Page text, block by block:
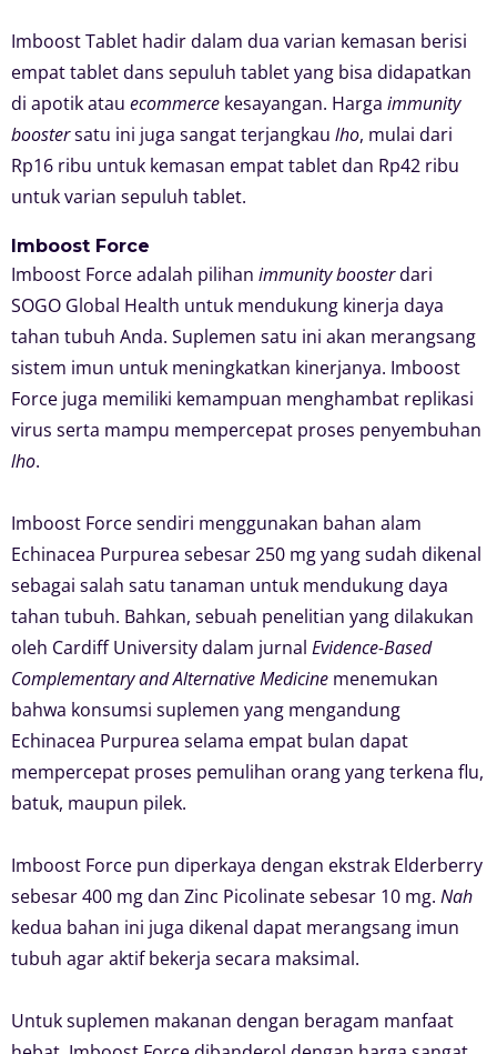
Imboost Tablet hadir dalam dua varian kemasan berisi
empat tablet dans sepuluh tablet yang bisa didapatkan
di apotik atau ecommerce kesayangan. Harga immunity
boostersatu ini juga sangat terjangkau lho, mulai dari
Rp16 ribu untuk kemasan empat tablet dan Rp42 ribu
untuk varian sepuluh tablet.
Imboost Force
Imboost Force adalah pilihan immunity boosterdari
SOGO Global Health untuk mendukung kinerja daya
tahan tubuh Anda. Suplemen satu ini akan merangsang
sistem imun untuk meningkatkan kinerjanya. Imboost
Force juga memiliki kemampuan menghambat replikasi
virus serta mampu mempercepat proses penyembuhan
lho.
Imboost Force sendiri menggunakan bahan alam
Echinacea Purpurea sebesar 250 mg yang sudah dikenal
sebagai salah satu tanaman untuk mendukung daya
tahan tubuh. Bahkan, sebuah penelitian yang dilakukan
oleh Cardiff University dalam jurnal Evidence-Based
Complementary and Alternative Medicine menemukan
bahwa konsumsi suplemen yang mengandung
Echinacea Purpurea selama empat bulan dapat
mempercepat proses pemulihan orang yang terkena flu,
batuk, maupun pilek.
Imboost Force pun diperkaya dengan ekstrak Elderberry
sebesar 400 mg dan Zinc Picolinate sebesar 10 mg. Nah
kedua bahan ini juga dikenal dapat merangsang imun
tubuh agar aktif bekerja secara maksimal.
Untuk suplemen makanan dengan beragam manfaat